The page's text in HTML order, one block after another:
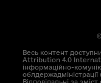
Весь контент
Attribution 4.0
інформаційно-